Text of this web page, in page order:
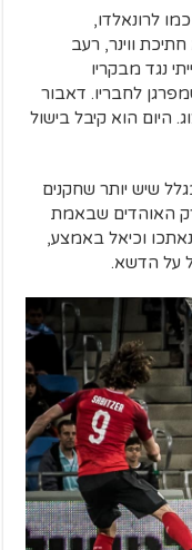
לרונאלדו,
ווינר, רעב
נגד מבקריו
לחבריו. דאבור
היום הוא קיבל בישול
שיש יותר שחקנים
האוהדים שבאמת
וכיאל באמצע,
על הדשא.